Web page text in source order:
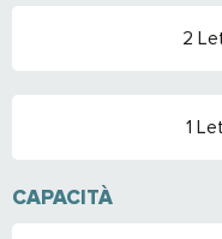
2
1
CAPACITÀ